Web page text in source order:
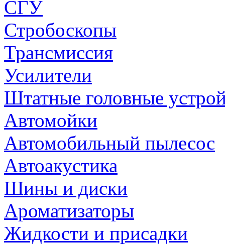
СГУ
Стробоскопы
Трансмиссия
Усилители
Штатные головные
Автомойки
Автомобильный пылесос
Автоакустика
Шины и диски
Ароматизаторы
Жидкости и присадки